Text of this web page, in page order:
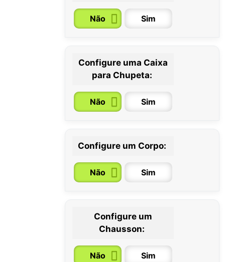
Não Sim
Configure uma Caixa
para Chupeta:
Não Sim
Configure um Corpo:
Não Sim
0 / 6
6 / 12
Configure um
Chausson:
Não Sim